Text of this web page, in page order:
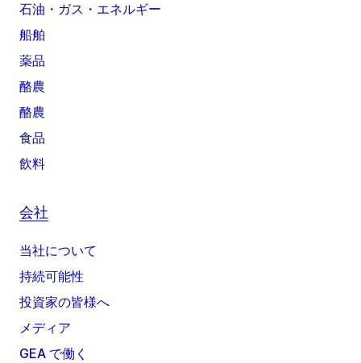
石油・ガス・エネルギー
船舶
薬品
酪農
酪農
食品
飲料
会社
当社について
持続可能性
投資家の皆様へ
メディア
GEA で働く